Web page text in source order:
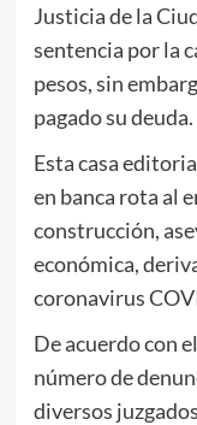
Justicia de la
sentencia por la
pesos, sin
pagado su deuda.
Esta casa
en banca rota al
construcción,
económica,
coronavirus
De acuerdo con
número de
diversos